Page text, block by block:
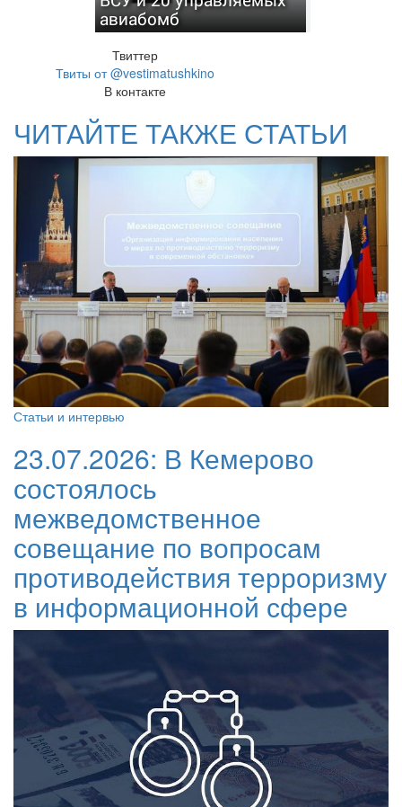
авиабомб
Твиттер
Твиты от @vestimatushkino
В контакте
ЧИТАЙТЕ ТАКЖЕ СТАТЬИ
Статьи и интервью
23.07.2026: В Кемерово
состоялось
межведомственное
совещание по вопросам
противодействия терроризму
в информационной сфере